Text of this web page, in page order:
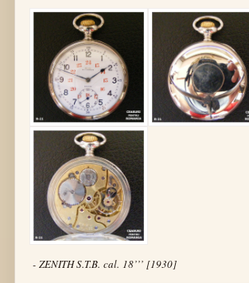
- ZENITH S.T.B. cal. 18’’’ [1930]